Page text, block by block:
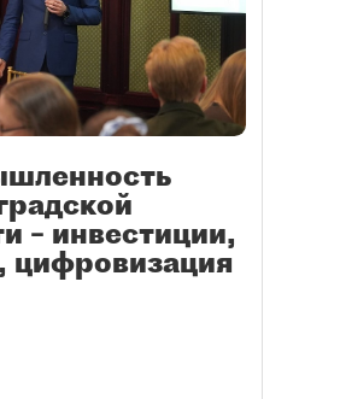
– инвестиции,
цифровизация